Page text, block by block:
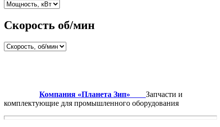
Скорость об/мин
Компания «Планета Зип» Запчасти и
комплектующие для промышленного оборудования